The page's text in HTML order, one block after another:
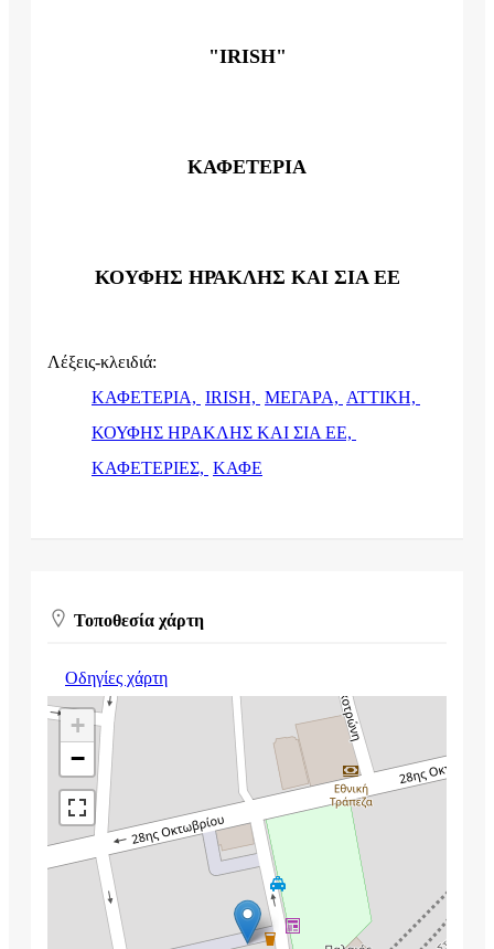
"IRISH"
ΚΑΦΕΤΕΡΙΑ
ΚΟΥΦΗΣ ΗΡΑΚΛΗΣ ΚΑΙ ΣΙΑ ΕΕ
Λέξεις-κλειδιά:
ΚΑΦΕΤΕΡΙΑ, IRISH, ΜΕΓΑΡΑ, ΑΤΤΙΚΗ,
ΚΟΥΦΗΣ ΗΡΑΚΛΗΣ ΚΑΙ ΣΙΑ ΕΕ,
ΚΑΦΕΤΕΡΙΕΣ, ΚΑΦΕ
Τοποθεσία χάρτη
Οδηγίες χάρτη
+
−